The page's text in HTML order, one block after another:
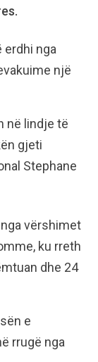
erdhi nga
një
në lindje të
gjeti
Stephane
vërshimet
ku rreth
dhe 24
e
rrugë nga